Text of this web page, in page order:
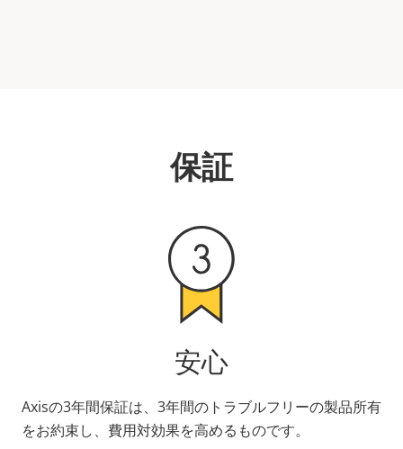
保証
安心
Axisの3年間保証は、3年間のトラブルフリーの製品所有
をお約束し、費用対効果を高めるものです。